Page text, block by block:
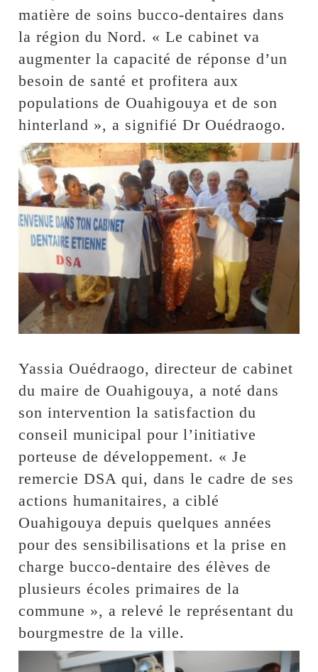
matière de soins bucco-dentaires dans
la région du Nord. « Le cabinet va
augmenter la capacité de réponse d’un
besoin de santé et profitera aux
populations de Ouahigouya et de son
hinterland », a signifié Dr Ouédraogo.
Yassia Ouédraogo, directeur de cabinet
du maire de Ouahigouya, a noté dans
son intervention la satisfaction du
conseil municipal pour l’initiative
porteuse de développement. « Je
remercie DSA qui, dans le cadre de ses
actions humanitaires, a ciblé
Ouahigouya depuis quelques années
pour des sensibilisations et la prise en
charge bucco-dentaire des élèves de
plusieurs écoles primaires de la
commune », a relevé le représentant du
bourgmestre de la ville.